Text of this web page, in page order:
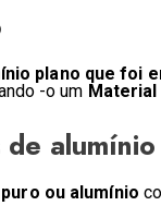
plano que foi
-o um
alumínio
ou alumínio